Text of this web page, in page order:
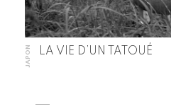
JAPON LA VIE D’UN TATOUÉ